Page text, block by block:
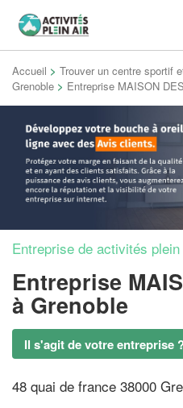
Accueil > Trouver un centre sportif
Grenoble > Entreprise MAISON
Entreprise de activités
Entreprise
à Grenoble
Il s'agit de votre entreprise
48 quai de france 38000